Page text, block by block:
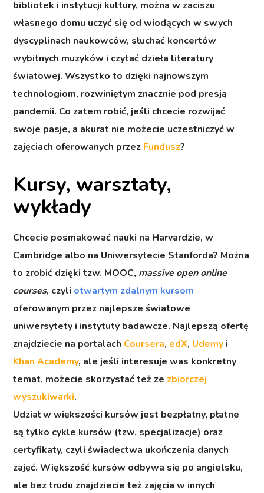
bibliotek i instytucji kultury, można w zaciszu
własnego domu uczyć się od wiodących w swych
dyscyplinach naukowców, słuchać koncertów
wybitnych muzyków i czytać dzieła literatury
światowej. Wszystko to dzięki najnowszym
technologiom, rozwiniętym znacznie pod presją
pandemii. Co zatem robić, jeśli chcecie rozwijać
swoje pasje, a akurat nie możecie uczestniczyć w
zajęciach oferowanych przez Fundusz?
Kursy, warsztaty,
wykłady
Chcecie posmakować nauki na Harvardzie, w
Cambridge albo na Uniwersytecie Stanforda? Można
to zrobić dzięki tzw. MOOC, massive open online
courses, czyli otwartym zdalnym kursom
oferowanym przez najlepsze światowe
uniwersytety i instytuty badawcze. Najlepszą ofertę
znajdziecie na portalach Coursera, edX, Udemy i
Khan Academy, ale jeśli interesuje was konkretny
temat, możecie skorzystać też ze zbiorczej
wyszukiwarki.
Udział w większości kursów jest bezpłatny, płatne
są tylko cykle kursów (tzw. specjalizacje) oraz
certyfikaty, czyli świadectwa ukończenia danych
zajęć. Większość kursów odbywa się po angielsku,
ale bez trudu znajdziecie też zajęcia w innych